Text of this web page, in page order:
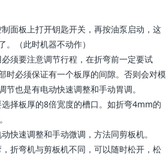
面板上打开钥匙开关，再按油泵启动，这
（此时机器不动作）
须要注意调节行程，在折弯前一定要试
时必须保证有一个板厚的间隙。否则会对模
也是有电动快速调整和手动胃调。
择板厚的8倍宽度的槽口。如折弯4mm的
快速调整和手动微调，方法同剪板机。
折弯机与剪板机不同，可以随时松开，松